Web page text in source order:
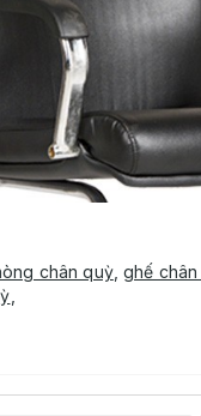
chân quỳ,ghế